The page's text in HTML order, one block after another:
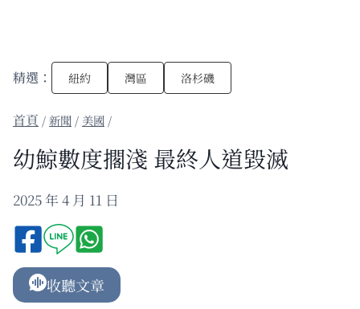
精選： 紐約 灣區 洛杉磯
/新聞 / 美國 /
幼鯨數度擱淺 最終人道毀滅
2025 年 4 月 11 日
收聽文章